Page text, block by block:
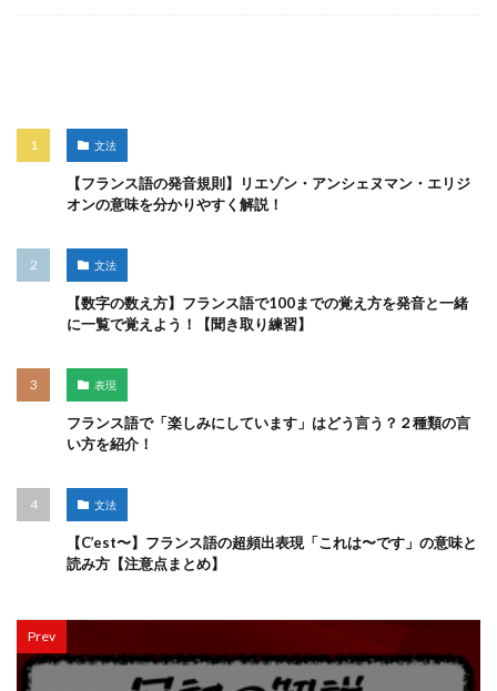
文法
【フランス語の発音規則】リエゾン・アンシェヌマン・エリジ
オンの意味を分かりやすく解説！
文法
【数字の数え方】フランス語で100までの覚え方を発音と一緒
に一覧で覚えよう！【聞き取り練習】
表現
フランス語で「楽しみにしています」はどう言う？２種類の言
い方を紹介！
文法
【C’est〜】フランス語の超頻出表現「これは〜です」の意味と
読み方【注意点まとめ】
Prev